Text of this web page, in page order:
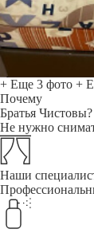
+ Еще 3 фото +
Почему
Братья Чистовы?
Не нужно
Наши